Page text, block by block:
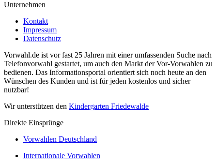
Unternehmen
Kontakt
Impressum
Datenschutz
Vorwahl.de ist vor fast 25 Jahren mit einer umfassenden Suche nach
Telefonvorwahl gestartet, um auch den Markt der Vor-Vorwahlen zu
bedienen. Das Informationsportal orientiert sich noch heute an den
Wünschen des Kunden und ist für jeden kostenlos und sicher
nutzbar!
Wir unterstützen den Kindergarten Friedewalde
Direkte Einsprünge
Vorwahlen Deutschland
Internationale Vorwahlen